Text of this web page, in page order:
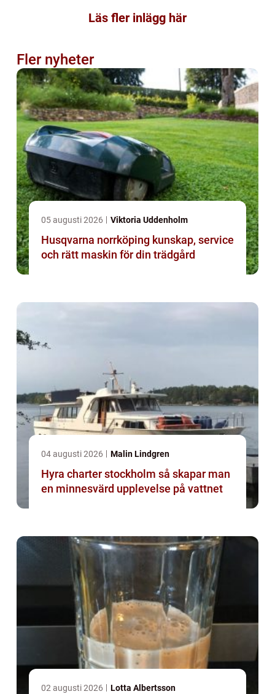
Läs fler inlägg här
Fler nyheter
05 augusti 2026 Viktoria Uddenholm
Husqvarna norrköping kunskap, service
och rätt maskin för din trädgård
04 augusti 2026 Malin Lindgren
Hyra charter stockholm så skapar man
en minnesvärd upplevelse på vattnet
02 augusti 2026 Lotta Albertsson